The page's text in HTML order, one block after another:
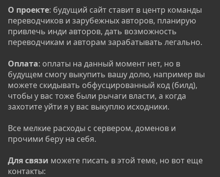
О проекте: будущий сайт ставит в центр команды
переводчиков и зарубежных авторов, планирую
привлечь инди авторов, дать возможность
переводчикам и авторам зарабатывать легально.
Оплата: оплаты на данный момент нет, но в
будущем смогу выкупить вашу долю, например вы
можете скидывать обфусцированный код (билд),
чтобы у вас тоже были рычаги власти, а когда
захотите уйти я у вас выкуплю исходники.
Все мелкие расходы с сервером, доменов и
прочими беру на себя.
Для связи можете писать в этой теме, но вот еще
контакты: